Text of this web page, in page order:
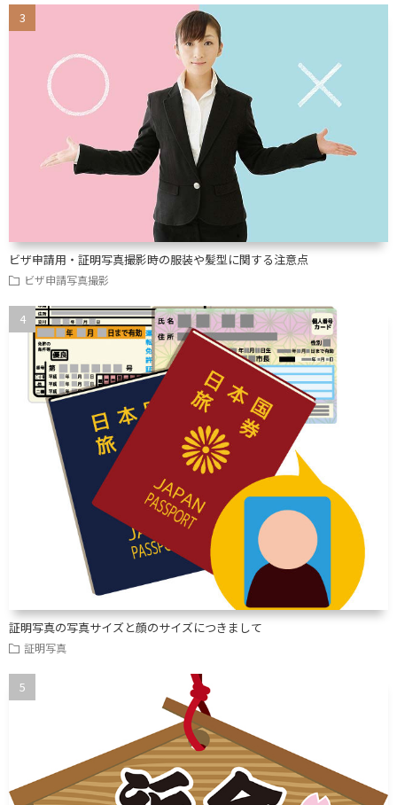
ビザ申請用・証明写真撮影時の服装や髪型に関する注意点
ビザ申請写真撮影
証明写真の写真サイズと顔のサイズにつきまして
証明写真